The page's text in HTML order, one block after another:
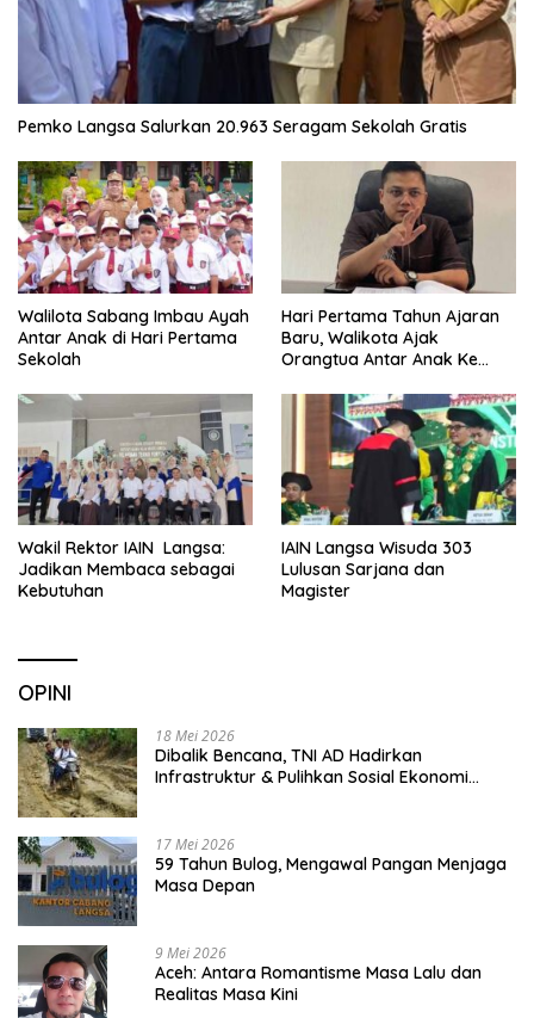
Pemko Langsa Salurkan 20.963 Seragam Sekolah Gratis
Walilota Sabang Imbau Ayah
Antar Anak di Hari Pertama
Sekolah
Hari Pertama Tahun Ajaran
Baru, Walikota Ajak
Orangtua Antar Anak Ke
Wakil Rektor IAIN Langsa:
Jadikan Membaca sebagai
Kebutuhan
IAIN Langsa Wisuda 303
Lulusan Sarjana dan
Magister
OPINI
18 Mei 2026
Dibalik Bencana, TNI AD Hadirkan
Infrastruktur & Pulihkan Sosial Ekonomi
17 Mei 2026
59 Tahun Bulog, Mengawal Pangan Menjaga
Masa Depan
9 Mei 2026
Aceh: Antara Romantisme Masa Lalu dan
Realitas Masa Kini